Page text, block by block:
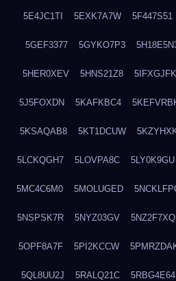
5E4JC1TI 5EXK7A7W 5F447S51
5GEF3377 5GYKO7P3
5HER0XEV 5HNS21Z8 5IFXGJFK
5J5FOXDN 5KAFKBC4
5KSAQAB8 5KT1DCUW
5LCKQGH7 5LOVPA8C 5LY0K9GU
5MC4C6M0 5MOLUGED
5NSPSK7R 5NYZ03GV 5NZ2F7XQ
5OPF8A7F 5PI2KCCW
5QL8UU2J 5RALQ21C 5RBG4E64